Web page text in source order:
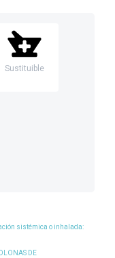
Sustituible
sistémica o inhalada:
DE